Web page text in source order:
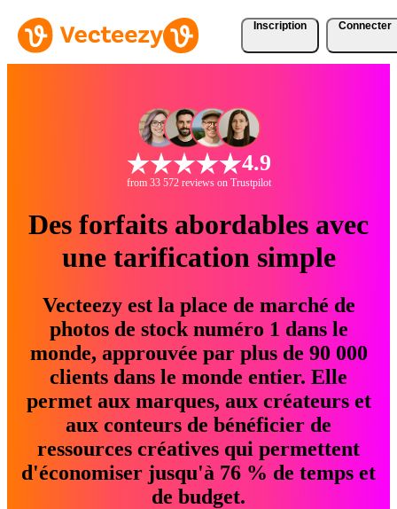
Inscription Connecter
4.9
from 33 572 reviews on Trustpilot
Des forfaits abordables avec
une tarification simple
Vecteezy est la place de marché de
photos de stock numéro 1 dans le
monde, approuvée par plus de 90 000
clients dans le monde entier. Elle
permet aux marques, aux créateurs et
aux conteurs de bénéficier de
ressources créatives qui permettent
d'économiser jusqu'à 76 % de temps et
de budget.